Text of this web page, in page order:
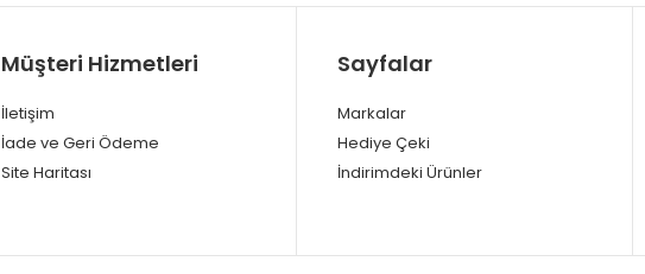
Müşteri Hizmetleri
İletişim
İade ve Geri Ödeme
Site Haritası
Sayfalar
Markalar
Hediye Çeki
İndirimdeki Ürünler